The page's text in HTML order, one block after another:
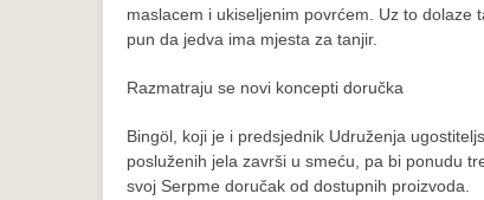
maslacem i ukiseljenim povrćem. Uz to
pun da jedva ima mjesta za tanjir.
Razmatraju se novi koncepti doručka
Bingöl, koji je i predsjednik Udruženja
posluženih jela završi u smeću, pa bi ponudu
svoj Serpme doručak od dostupnih proizvoda.